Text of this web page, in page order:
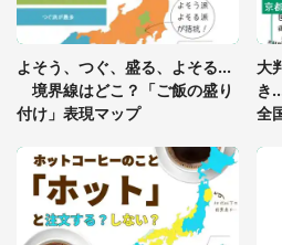
座布団だろ」「食パン
っ暗な道で遭難状態。
を求めると、住人の男
「孫にあげると思っ
よそう、つぐ、盛る、よそる...
境界線はどこ？「ご飯の盛り
付け」表現マップ
大
き
全